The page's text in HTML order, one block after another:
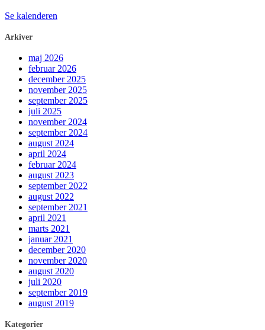
Se kalenderen
Arkiver
maj 2026
februar 2026
december 2025
november 2025
september 2025
juli 2025
november 2024
september 2024
august 2024
april 2024
februar 2024
august 2023
september 2022
august 2022
september 2021
april 2021
marts 2021
januar 2021
december 2020
november 2020
august 2020
juli 2020
september 2019
august 2019
Kategorier